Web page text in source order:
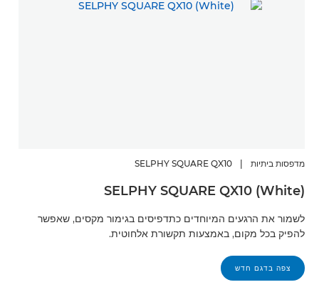
מדפסות ביתיות |
SELPHY SQUARE QX10
SELPHY SQUARE QX10 (White)
לשמור את הרגעים המיוחדים כתדפיסים בגימור מקסים, שאפשר
להפיק בכל מקום, באמצעות תקשורת אלחוטית.
צפה בדגם חדש